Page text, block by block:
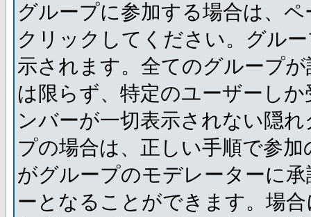
グループに参加する場合は、
クリックしてください。グル
示されます。全てのグループ
は限らず、特定のユーザーし
ンバーが一切表示されない隠
プの場合は、正しい手順で参
がグループのモデレーターに
ーとなることができます。場